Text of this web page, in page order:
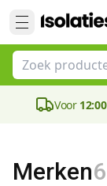
Voor
Merken